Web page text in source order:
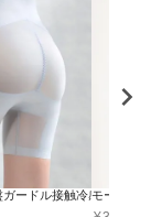
パッド付き 選べる3タイ
ガードル接触冷感タイプ
モーニング